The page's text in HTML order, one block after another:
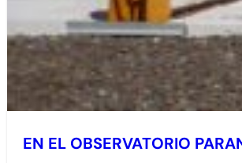
EN EL OBSERVATORIO